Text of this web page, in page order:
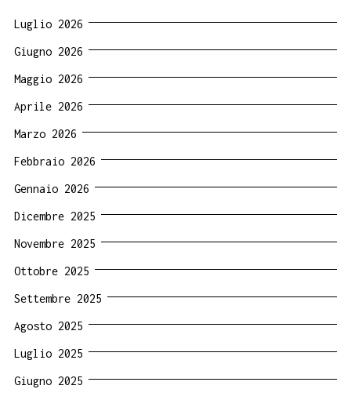
Luglio 2026
Giugno 2026
Maggio 2026
Aprile 2026
Marzo 2026
Febbraio 2026
Gennaio 2026
Dicembre 2025
Novembre 2025
Ottobre 2025
Settembre 2025
Agosto 2025
Luglio 2025
Giugno 2025